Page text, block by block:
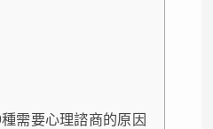
需要心理諮商的原因